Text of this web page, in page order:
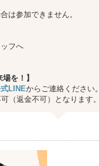
は参加できません。
フへ
を！】
LINEからご連絡ください。
（返金不可）となります。